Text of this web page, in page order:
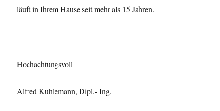
läuft in Ihrem Hause seit mehr als 15 Jahren.
Hochachtungsvoll
Alfred Kuhlemann, Dipl.- Ing.